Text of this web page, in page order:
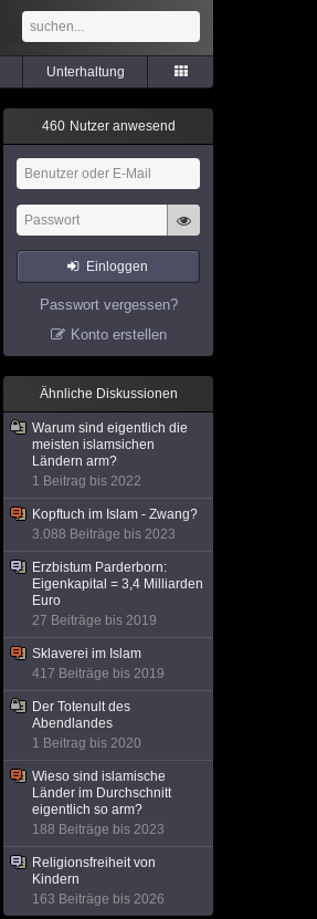
Unterhaltung
460 Nutzer anwesend
Einloggen
Passwort vergessen?
Konto erstellen
Ähnliche Diskussionen
Warum sind eigentlich die
meisten islamsichen
Ländern arm?
1 Beitrag bis 2022
Kopftuch im Islam - Zwang?
3.088 Beiträge bis 2023
Erzbistum Parderborn:
Eigenkapital = 3,4 Milliarden
Euro
27 Beiträge bis 2019
Sklaverei im Islam
417 Beiträge bis 2019
Der Totenult des
Abendlandes
1 Beitrag bis 2020
Wieso sind islamische
Länder im Durchschnitt
eigentlich so arm?
188 Beiträge bis 2023
Religionsfreiheit von
Kindern
163 Beiträge bis 2026